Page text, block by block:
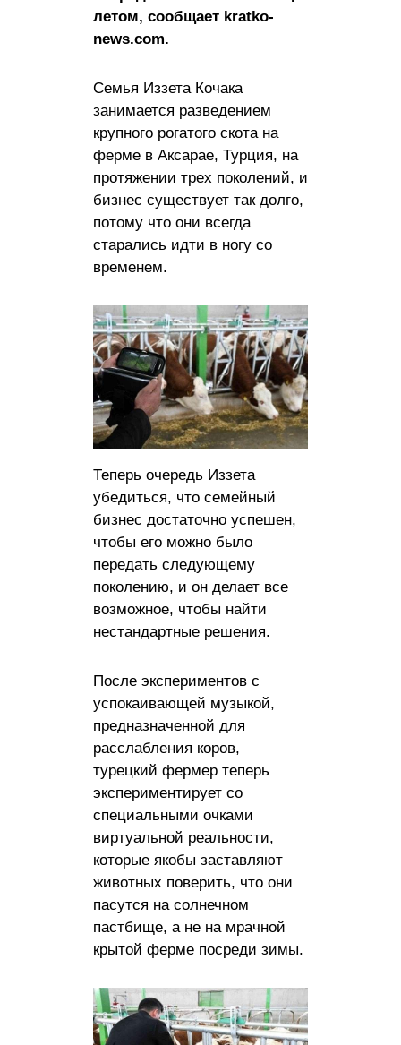
летом, сообщает kratko-
news.com.
Семья Иззета Кочака
занимается разведением
крупного рогатого скота на
ферме в Аксарае, Турция, на
протяжении трех поколений, и
бизнес существует так долго,
потому что они всегда
старались идти в ногу со
временем.
Теперь очередь Иззета
убедиться, что семейный
бизнес достаточно успешен,
чтобы его можно было
передать следующему
поколению, и он делает все
возможное, чтобы найти
нестандартные решения.
После экспериментов с
успокаивающей музыкой,
предназначенной для
расслабления коров,
турецкий фермер теперь
экспериментирует со
специальными очками
виртуальной реальности,
которые якобы заставляют
животных поверить, что они
пасутся на солнечном
пастбище, а не на мрачной
крытой ферме посреди зимы.